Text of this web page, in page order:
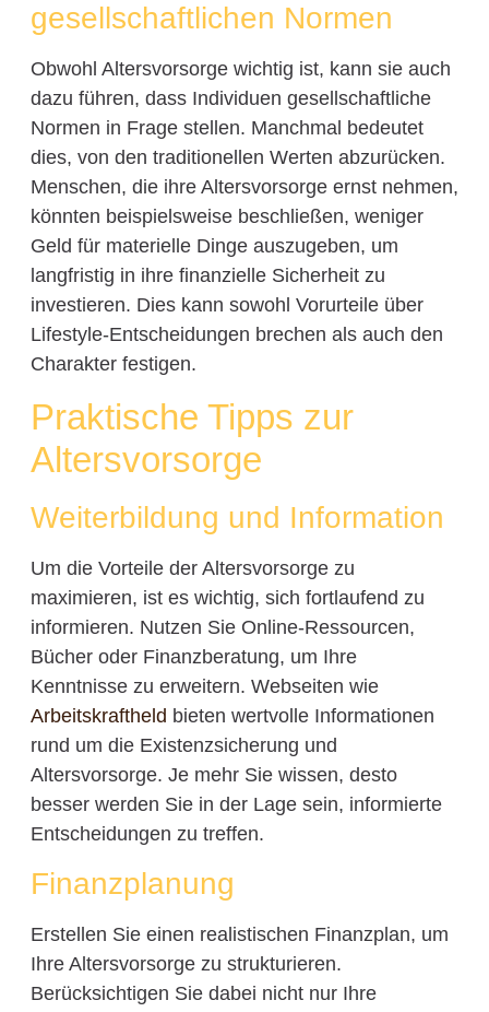
gesellschaftlichen Normen
Obwohl Altersvorsorge wichtig ist, kann sie auch
dazu führen, dass Individuen gesellschaftliche
Normen in Frage stellen. Manchmal bedeutet
dies, von den traditionellen Werten abzurücken.
Menschen, die ihre Altersvorsorge ernst nehmen,
könnten beispielsweise beschließen, weniger
Geld für materielle Dinge auszugeben, um
langfristig in ihre finanzielle Sicherheit zu
investieren. Dies kann sowohl Vorurteile über
Lifestyle-Entscheidungen brechen als auch den
Charakter festigen.
Praktische Tipps zur
Altersvorsorge
Weiterbildung und Information
Um die Vorteile der Altersvorsorge zu
maximieren, ist es wichtig, sich fortlaufend zu
informieren. Nutzen Sie Online-Ressourcen,
Bücher oder Finanzberatung, um Ihre
Kenntnisse zu erweitern. Webseiten wie
Arbeitskraftheld bieten wertvolle Informationen
rund um die Existenzsicherung und
Altersvorsorge. Je mehr Sie wissen, desto
besser werden Sie in der Lage sein, informierte
Entscheidungen zu treffen.
Finanzplanung
Erstellen Sie einen realistischen Finanzplan, um
Ihre Altersvorsorge zu strukturieren.
Berücksichtigen Sie dabei nicht nur Ihre